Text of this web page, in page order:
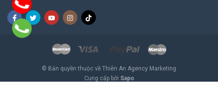
© Bản quyền thuộc về Thiên An Agency Marketing
Cung cấp bởi Sapo